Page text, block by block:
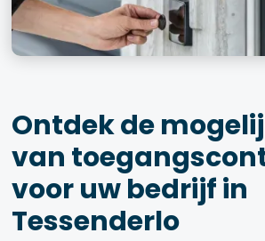
Ontdek de
van
voor uw bedrijf in
Tessenderlo